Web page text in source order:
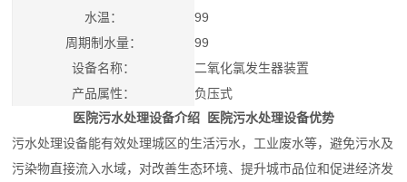
水温：
99
周期制水量：
99
设备名称：
二氧化氯发生器装置
产品属性：
负压式
医院污水处理设备介绍 医院污水处理设备优势
污水处理设备能有效处理城区的生活污水，工业废水等，避免污水及
污染物直接流入水域，对改善生态环境、提升城市品位和促进经济发